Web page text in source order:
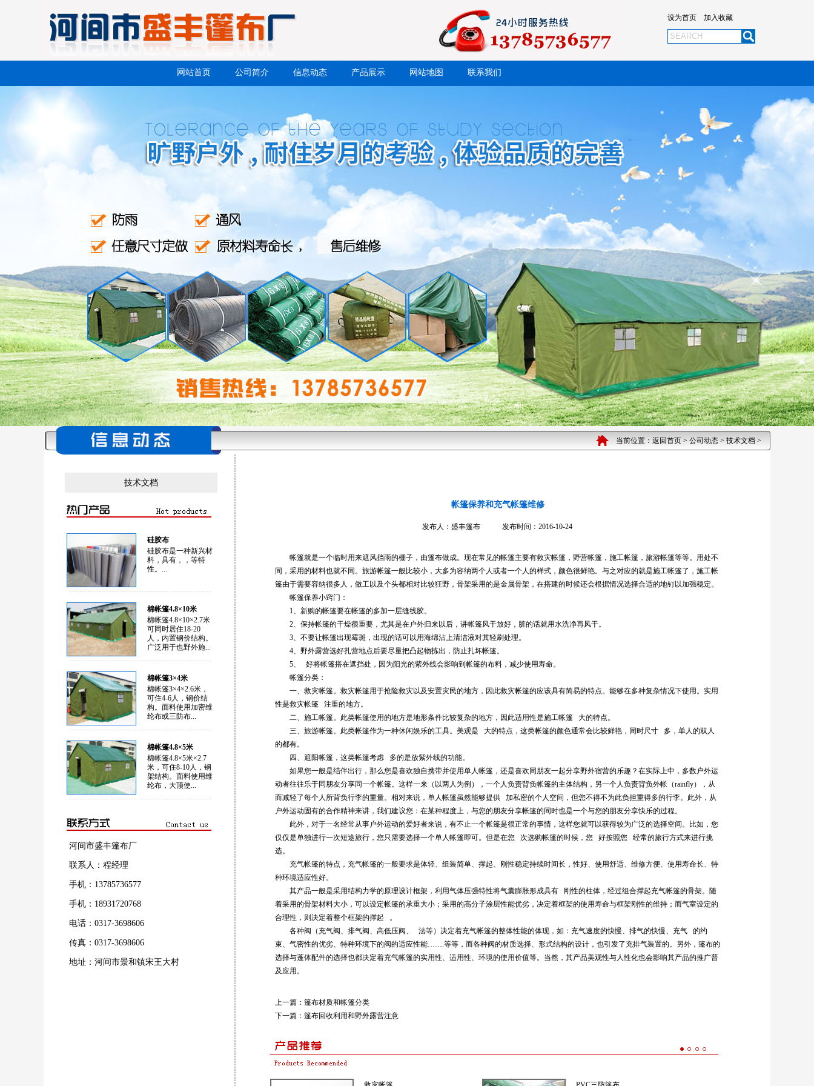
设为首页 加入收藏
网站首页 公司简介 信息动态 产品展示 网站地图 联系我们
当前位置： 返回首页 > 公司动态 > 技术文档 >
技术文档
硅胶布
硅胶布是一种新兴材
料，具有，，等特
性。...
棉帐篷4.8×10米
棉帐篷4.8×10×2.7米
可同时居住18-20
人，内置钢价结构。
广泛用于也野外施...
棉帐篷3×4米
棉帐篷3×4×2.6米，
可住4-6人，钢价结
构。面料使用加密维
纶布或三防布...
棉帐篷4.8×5米
棉帐篷4.8×5米×2.7
米，可住8-10人，钢
架结构。面料使用维
纶布，大顶使...
河间市盛丰篷布厂
联系人：程经理
手机：13785736577
手机：18931720768
电话：0317-3698606
传真：0317-3698606
地址：河间市景和镇宋王大村
帐篷保养和充气帐篷维修
发布人：盛丰篷布 发布时间：2016-10-24
帐篷就是一个临时用来遮风挡雨的棚子，由篷布做成。现在常见的帐篷主要有救灾帐篷，野营帐篷，施工帐篷，旅游帐篷等等。用处不
同，采用的材料也就不同。旅游帐篷一般比较小，大多为容纳两个人或者一个人的样式，颜色很鲜艳。与之对应的就是施工帐篷了，施工帐
篷由于需要容纳很多人，做工以及个头都相对比较狂野，骨架采用的是金属骨架，在搭建的时候还会根据情况选择合适的地钉以加强稳定。
帐篷保养小窍门：
1、新购的帐篷要在帐篷的多加一层缝线胶。
2、保持帐篷的干燥很重要，尤其是在户外归来以后，讲帐篷风干放好，脏的话就用水洗净再风干。
3、不要让帐篷出现霉斑，出现的话可以用海绵沾上清洁液对其轻刷处理。
4、野外露营选好扎营地点后要尽量把凸起物拣出，防止扎坏帐篷。
5、 好将帐篷搭在遮挡处，因为阳光的紫外线会影响到帐篷的布料，减少使用寿命。
帐篷分类：
一、救灾帐篷。救灾帐篷用于抢险救灾以及安置灾民的地方，因此救灾帐篷的应该具有简易的特点。能够在多种复杂情况下使用。实用
性是救灾帐篷 注重的地方。
二、施工帐篷。此类帐篷使用的地方是地形条件比较复杂的地方，因此适用性是施工帐篷 大的特点。
三、旅游帐篷。此类帐篷作为一种休闲娱乐的工具。美观是 大的特点，这类帐篷的颜色通常会比较鲜艳，同时尺寸 多，单人的双人
的都有。
四、遮阳帐篷，这类帐篷考虑 多的是放紫外线的功能。
如果您一般是结伴出行，那么您是喜欢独自携带并使用单人帐篷，还是喜欢同朋友一起分享野外宿营的乐趣？在实际上中，多数户外运
动者往往乐于同朋友分享同一个帐篷。这样一来（以两人为例），一个人负责背负帐篷的主体结构，另一个人负责背负外帐（rainfly），从
而减轻了每个人所背负行李的重量。相对来说，单人帐篷虽然能够提供 加私密的个人空间，但您不得不为此负担重得多的行李。此外，从
户外运动固有的合作精神来讲，我们建议您：在某种程度上，与您的朋友分享帐篷的同时也是一个与您的朋友分享快乐的过程。
此外，对于一名经常从事户外运动的爱好者来说，有不止一个帐篷是很正常的事情，这样您就可以获得较为广泛的选择空间。比如，您
仅仅是单独进行一次短途旅行，您只需要选择一个单人帐篷即可。但是在您 次选购帐篷的时候，您 好按照您 经常的旅行方式来进行挑
选。
充气帐篷的特点，充气帐篷的一般要求是体轻、组装简单、撑起、刚性稳定持续时间长，性好、使用舒适、维修方便、使用寿命长、特
种环境适应性好。
其产品一般是采用结构力学的原理设计框架，利用气体压强特性将气囊膨胀形成具有 刚性的柱体，经过组合撑起充气帐篷的骨架。随
着采用的骨架材料大小，可以设定帐篷的承重大小；采用的高分子涂层性能优劣，决定着框架的使用寿命与框架刚性的维持；而气室设定的
合理性，则决定着整个框架的撑起 。
各种阀（充气阀、排气阀、高低压阀、 法等）决定着充气帐篷的整体性能的体现，如：充气速度的快慢、排气的快慢、充气 的约
束、气密性的优劣、特种环境下的阀的适应性能…….等等，而各种阀的材质选择、形式结构的设计，也引发了充排气装置的。另外，篷布的
选择与蓬体配件的选择也都决定着充气帐篷的实用性、适用性、环境的使用价值等。当然，其产品美观性与人性化也会影响其产品的推广普
及应用。
上一篇： 篷布材质和帐篷分类
下一篇： 篷布回收利用和野外露营注意